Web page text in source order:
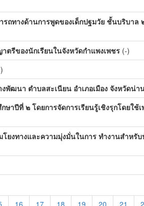
ถทางด้านการพูดของเด็กปฐมวัย ชั้นบริบาล
รีของนักเรียนในจังหวัดกำแพงเพชร (-)
พัฒนา ตำบลสะเนียน อำเภอเมือง จังหวัดน่า
ปีที่ ๒ โดยการจัดการเรียนรู้เชิงรุกโดยใช้
ยงทางและความมุ่งมั่นในการ ทำงานสำหรั
16 17 18 19 20 21